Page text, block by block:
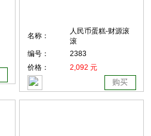
名称：
人民币蛋糕-财源滚
滚
编号：
2383
价格：
2,092 元
购买